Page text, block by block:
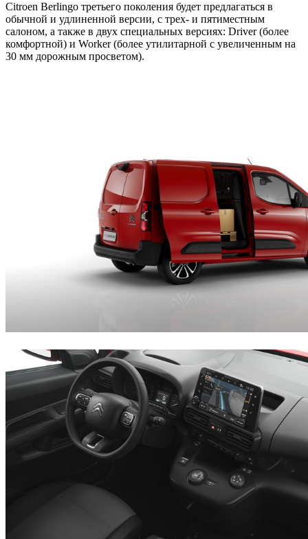
Citroen Berlingo третьего поколения будет предлагаться в
обычной и удлиненной версии, с трех- и пятиместным
салоном, а также в двух специальных версиях: Driver (более
комфортной) и Worker(более утилитарной с увеличенным на
30 мм дорожным просветом).